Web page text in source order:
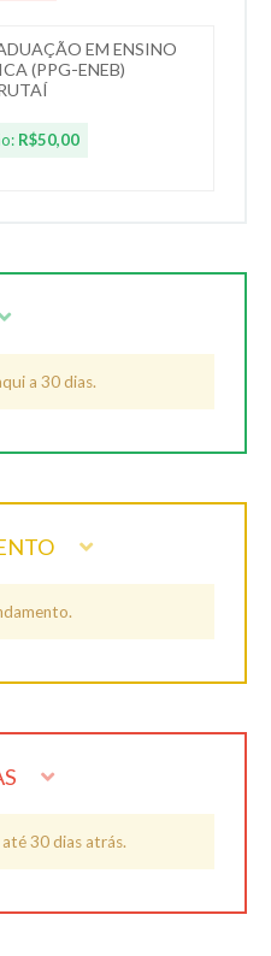
EM ENSINO
(PPG-ENEB)
R$50,00
a 30 dias.
30 dias atrás.